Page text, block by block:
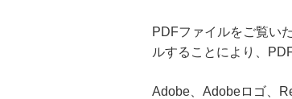
PDFファイルをご覧い
ルすることにより、
Adobe、Adobeロゴ、